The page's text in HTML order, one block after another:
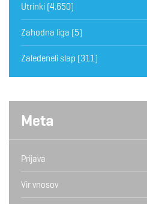
Utrinki (4.650)
Zahodna liga (5)
Zaledeneli slap (311)
Meta
Prijava
Vir vnosov